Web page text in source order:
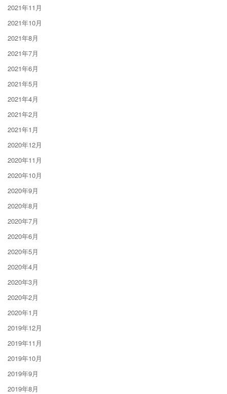
2021年11月
2021年10月
2021年8月
2021年7月
2021年6月
2021年5月
2021年4月
2021年2月
2021年1月
2020年12月
2020年11月
2020年10月
2020年9月
2020年8月
2020年7月
2020年6月
2020年5月
2020年4月
2020年3月
2020年2月
2020年1月
2019年12月
2019年11月
2019年10月
2019年9月
2019年8月